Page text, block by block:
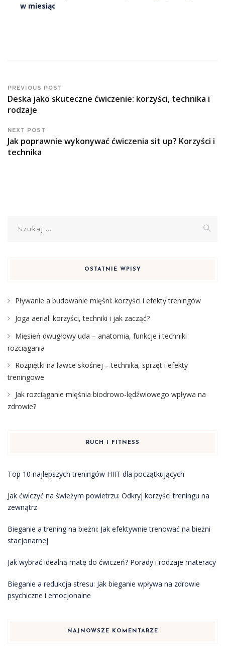
w miesiąc
PREVIOUS POST
Deska jako skuteczne ćwiczenie: korzyści, technika i
rodzaje
NEXT POST
Jak poprawnie wykonywać ćwiczenia sit up? Korzyści i
technika
OSTATNIE WPISY
Pływanie a budowanie mięśni: korzyści i efekty treningów
Joga aerial: korzyści, techniki i jak zacząć?
Mięsień dwugłowy uda – anatomia, funkcje i techniki
rozciągania
Rozpiętki na ławce skośnej – technika, sprzęt i efekty
treningowe
Jak rozciąganie mięśnia biodrowo-lędźwiowego wpływa na
zdrowie?
RUCH I FITNESS
Top 10 najlepszych treningów HIIT dla początkujących
Jak ćwiczyć na świeżym powietrzu: Odkryj korzyści treningu na
zewnątrz
Bieganie a trening na bieżni: Jak efektywnie trenować na bieżni
stacjonarnej
Jak wybrać idealną matę do ćwiczeń? Porady i rodzaje materacy
Bieganie a redukcja stresu: Jak bieganie wpływa na zdrowie
psychiczne i emocjonalne
NAJNOWSZE KOMENTARZE